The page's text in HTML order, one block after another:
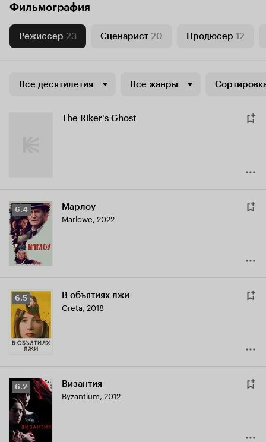
Фильмография
Режиссер 23 Сценарист 20 Продюсер 12
Все десятилетия Все жанры
The Riker's Ghost
Рейтинг
Кинопоиска
6.4
6.4 Марлоу
Marlowe, 2022
Рейтинг
Кинопоиска
6.5
6.5 В объятиях лжи
Greta, 2018
Рейтинг
Кинопоиска
6.2
6.2 Византия
Byzantium, 2012